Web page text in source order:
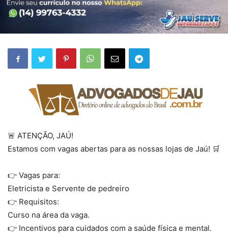
🚨 ATENÇÃO, JAÚ!
Estamos com vagas abertas para as nossas lojas de Jaú! 🛒
👉 Vagas para:
Eletricista e Servente de pedreiro
👉 Requisitos:
Curso na área da vaga.
👉 Incentivos para cuidados com a saúde física e mental.